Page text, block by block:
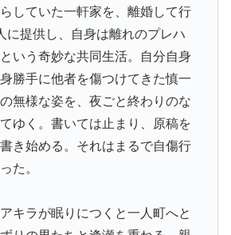
していた一軒家を、離婚して行
に提供し、自身は離れのプレハ
いう奇妙な共同生活。自分自身
勝手に他者を傷つけてきた慎一
無様な姿を、夜ごと終わりのな
ゆく。書いては止まり、原稿を
き始める。それはまるで自傷行
た。
キラが眠りにつくと一人町へと